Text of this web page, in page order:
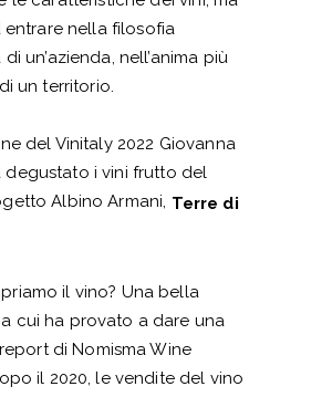
entrare nella filosofia
un’azienda, nell’anima più
un territorio.
del Vinitaly 2022 Giovanna
degustato i vini frutto del
Albino Armani, Terre di
il vino? Una bella
cui ha provato a dare una
di Nomisma Wine
il 2020, le vendite del vino